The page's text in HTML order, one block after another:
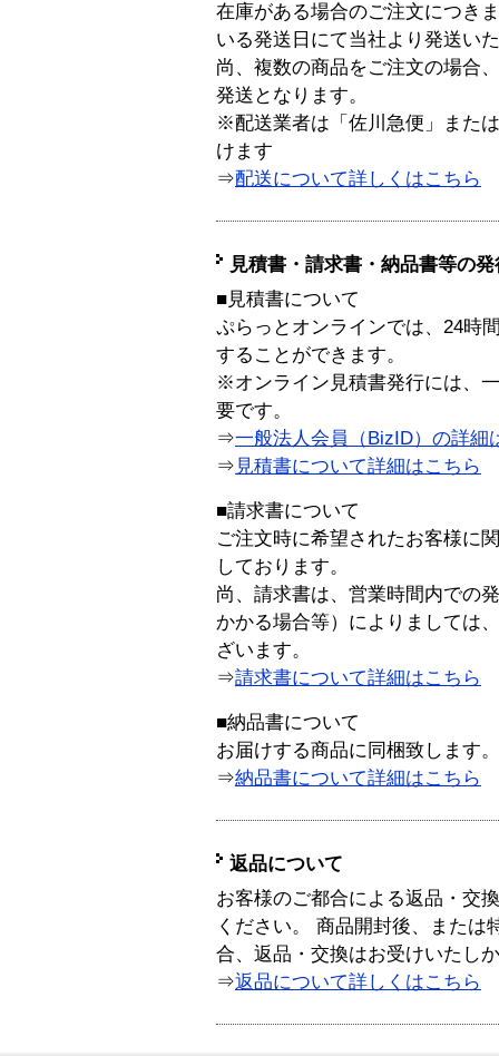
在庫がある場合のご注文につき
いる発送日にて当社より発送い
尚、複数の商品をご注文の場合
発送となります。
※配送業者は「佐川急便」また
けます
⇒配送について詳しくはこちら
見積書・請求書・納品書等の
■見積書について
ぷらっとオンラインでは、24時
することができます。
※オンライン見積書発行には、
要です。
⇒一般法人会員（BizID）の詳細
⇒ 見積書について詳細はこちら
■請求書について
ご注文時に希望されたお客様に
しております。
尚、請求書は、営業時間内での
かかる場合等）によりましては
ざいます。
⇒請求書について詳細はこちら
■納品書について
お届けする商品に同梱致します。
⇒納品書について詳細はこちら
返品について
お客様のご都合による返品・交
ください。 商品開封後、または
合、返品・交換はお受けいたし
⇒返品について詳しくはこちら